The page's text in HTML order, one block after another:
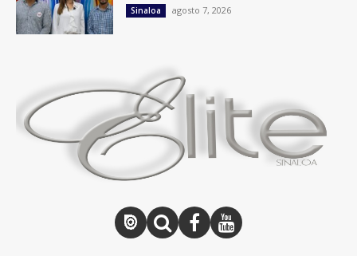
Sinaloa agosto 7, 2026